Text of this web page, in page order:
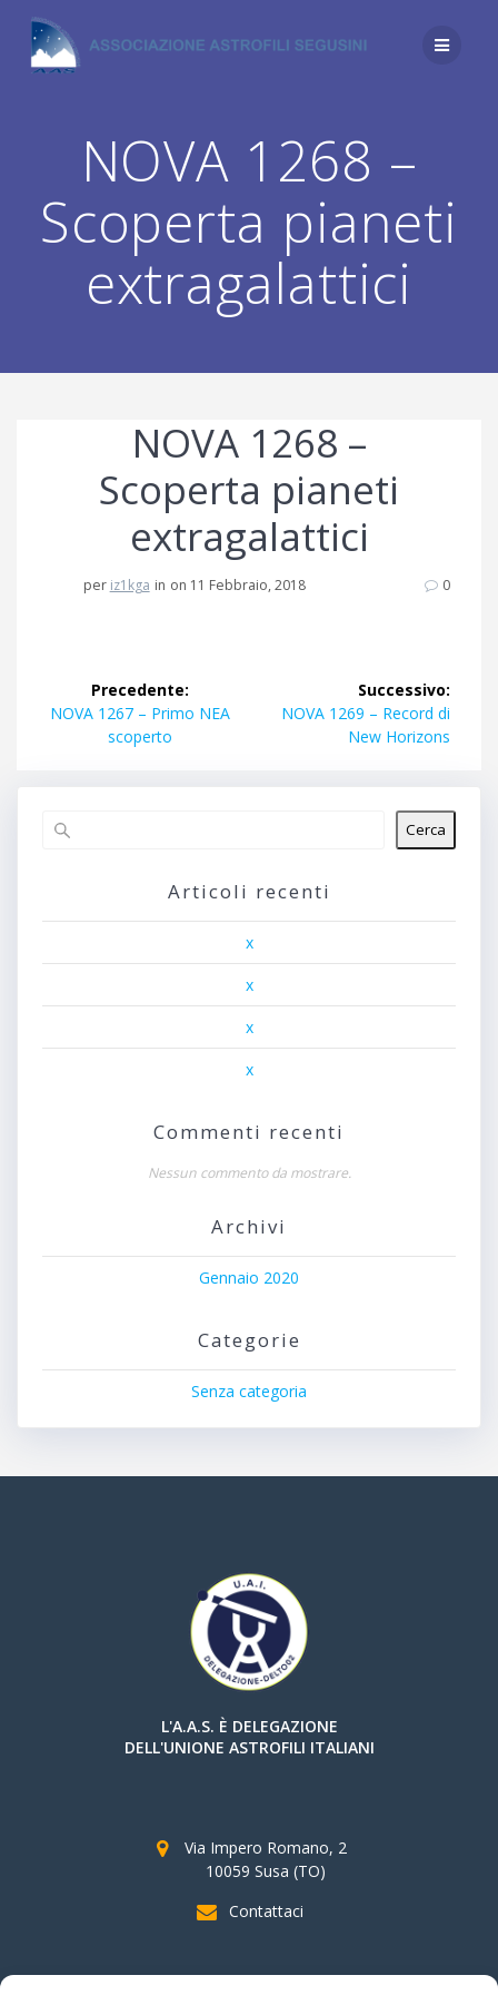
contenuto
NOVA 1268 –
Scoperta pianeti
extragalattici
NOVA 1268 –
Scoperta pianeti
extragalattici
per iz1kga in on 11 Febbraio, 2018 0
Navigazione
articoli
Precedente:
Articolo
precedente:
NOVA 1267 – Primo NEA
scoperto
Successivo:
Articolo
successivo:
NOVA 1269 – Record di
New Horizons
Cerca
Articoli recenti
x
x
x
x
Commenti recenti
Nessun commento da mostrare.
Archivi
Gennaio 2020
Categorie
Senza categoria
L'A.A.S. È DELEGAZIONE
DELL'UNIONE ASTROFILI ITALIANI
Via Impero Romano, 2
10059 Susa (TO)
Contattaci